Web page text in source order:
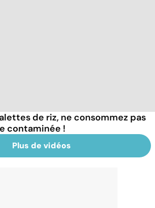
de riz, ne consommez pas
contaminée !
Plus de vidéos